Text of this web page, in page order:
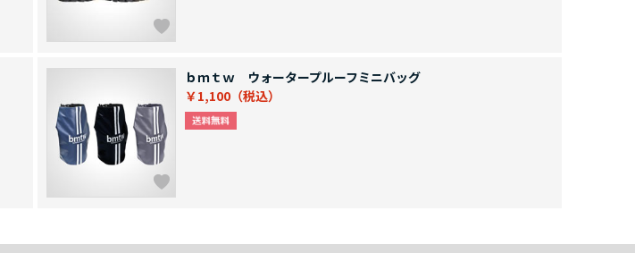
ｂｍｔｗ ウォータープルーフミニバッグ
￥1,100